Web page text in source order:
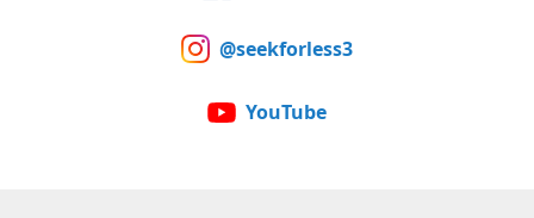
@seekforless3
YouTube